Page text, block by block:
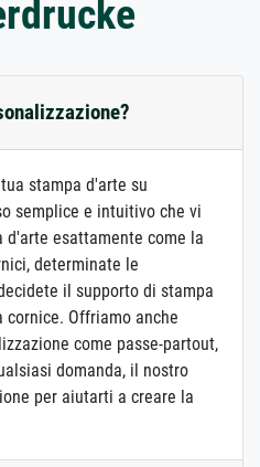
stampa d'arte su
semplice e intuitivo che vi
d'arte esattamente come la
determinate le
il supporto di stampa
Offriamo anche
come passe-partout,
domanda, il nostro
per aiutarti a creare la